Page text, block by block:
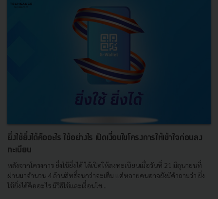
ยิ่งใช้ยิ่งได้คืออะไร ใช้อย่างไร เปิดเงื่อนไขโครงการให้เข้าใจก่อนลง
ทะเบียน
หลังจากโครงการ ยิ่งใช้ยิ่งได้ ได้เปิดให้ลงทะเบียนเมื่อวันที่ 21 มิถุนายนที่
ผ่านมาจำนวน 4 ล้านสิทธิ์จนกว่าจะเต็ม แต่หลายคนอาจยังมีคำถามว่า ยิ่ง
ใช้ยิ่งได้คืออะไร มีวิธีใช้และเงื่อนไข...